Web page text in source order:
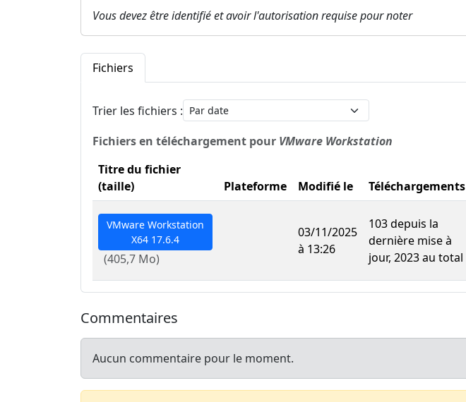
Vous devez être identifié et avoir l'autorisation requise pour noter
Fichiers
Trier les fichiers :
Fichiers en téléchargement pour VMware Workstation
Titre du fichier
(taille)
Plateforme Modifié le Téléchargements
VMware Workstation
X64 17.6.4
(405,7 Mo)
03/11/2025
à 13:26
103 depuis la
dernière mise à
jour, 2023 au total
Commentaires
Aucun commentaire pour le moment.